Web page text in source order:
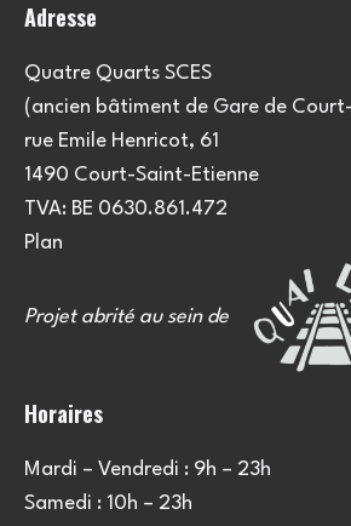
Adresse
Quatre Quarts SCES
(ancien bâtiment de Gare de
rue Emile Henricot, 61
1490 Court-Saint-Etienne
TVA: BE 0630.861.472
Plan
Projet abrité au sein de
Horaires
Mardi – Vendredi : 9h – 23h
Samedi : 10h – 23h